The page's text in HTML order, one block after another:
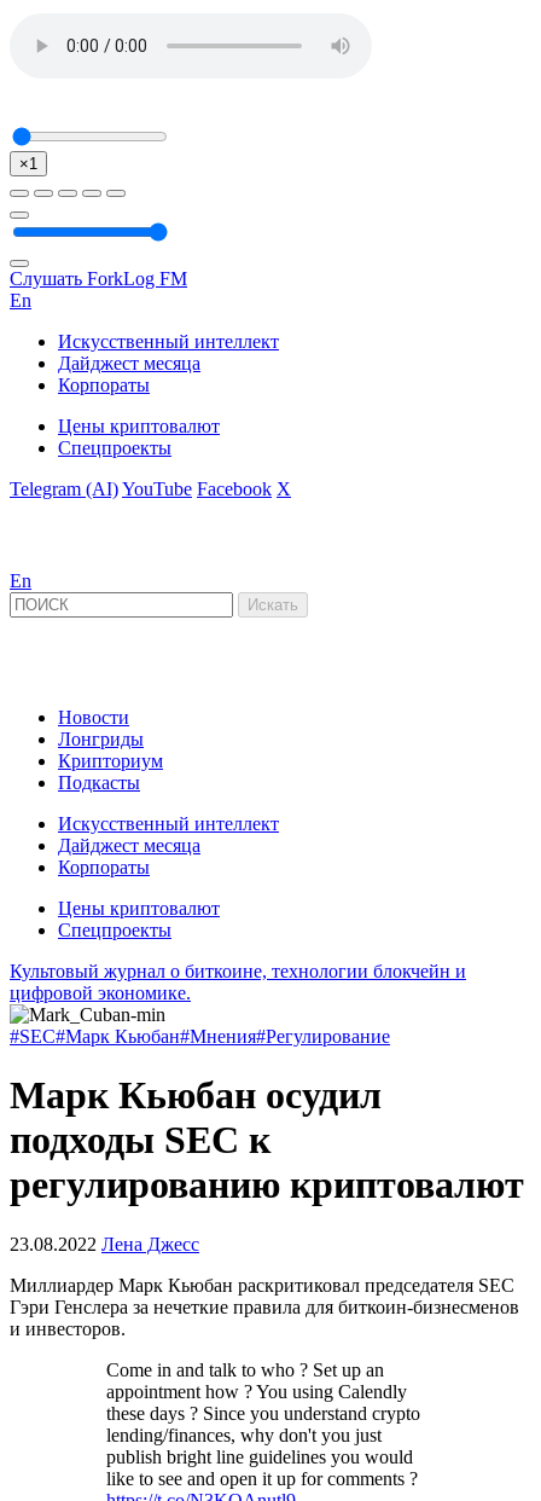
×1
Слушать ForkLog FM
En
Искусственный интеллект
Дайджест месяца
Корпораты
Цены криптовалют
Спецпроекты
Telegram (AI)YouTube Facebook X
En
Новости
Лонгриды
Крипториум
Подкасты
Искусственный интеллект
Дайджест месяца
Корпораты
Цены криптовалют
Спецпроекты
Культовый журнал о биткоине, технологии блокчейн и
цифровой экономике.
#SEC#Марк Кьюбан#Мнения#Регулирование
Марк Кьюбан осудил
подходы SEC к
регулированию криптовалют
23.08.2022 Лена Джесс
Миллиардер Марк Кьюбан раскритиковал председателя SEC
Гэри Генслера за нечеткие правила для биткоин-бизнесменов
и инвесторов.
Come in and talk to who ? Set up an
appointment how ? You using Calendly
these days ? Since you understand crypto
lending/finances, why don't you just
publish bright line guidelines you would
like to see and open it up for comments ?